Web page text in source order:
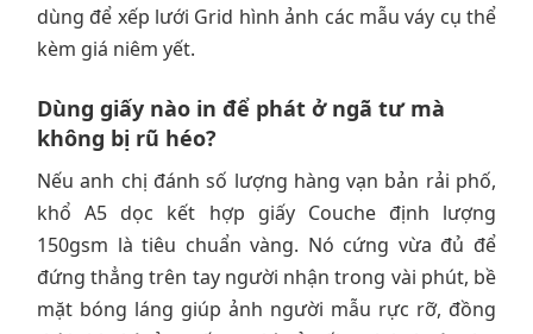
dùng để xếp lưới Grid hình ảnh các mẫu váy cụ thể
kèm giá niêm yết.
Dùng giấy nào in để phát ở ngã tư mà
không bị rũ héo?
Nếu anh chị đánh số lượng hàng vạn bản rải phố,
khổ A5 dọc kết hợp giấy Couche định lượng
150gsm là tiêu chuẩn vàng. Nó cứng vừa đủ để
đứng thẳng trên tay người nhận trong vài phút, bề
mặt bóng láng giúp ảnh người mẫu rực rỡ, đồng